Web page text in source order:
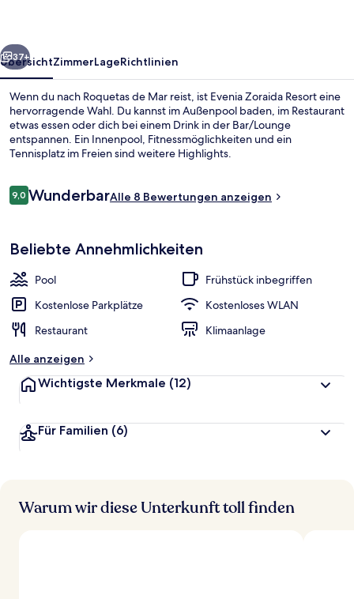
Weiter
37+
ÜbersichtZimmerLageRichtlinien
Wenn du nach Roquetas de Mar reist, ist Evenia Zoraida Resort eine
hervorragende Wahl. Du kannst im Außenpool baden, im Restaurant
etwas essen oder dich bei einem Drink in der Bar/Lounge
entspannen. Ein Innenpool, Fitnessmöglichkeiten und ein
Tennisplatz im Freien sind weitere Highlights.
Bewertungen
9,09,0 von 10.
WunderbarAlle 8 Bewertungen anzeigen
Beliebte Annehmlichkeiten
Pool
Frühstück inbegriffen
Kostenlose Parkplätze
Kostenloses WLAN
Restaurant
Klimaanlage
Alle anzeigen
Wichtigste Merkmale (12)
Für Familien (6)
Warum wir diese Unterkunft toll finden